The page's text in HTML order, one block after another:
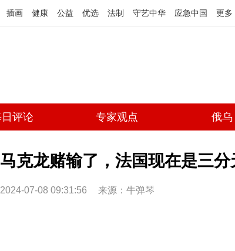
插画 健康 公益 优选 法制 守艺中华 应急中国 更多
评论 专家观点 俄乌
马克龙赌输了，法国现在是三分
2024-07-08 09:31:56 来源：牛弹琴